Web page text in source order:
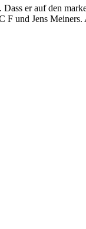
er auf den
F und Jens